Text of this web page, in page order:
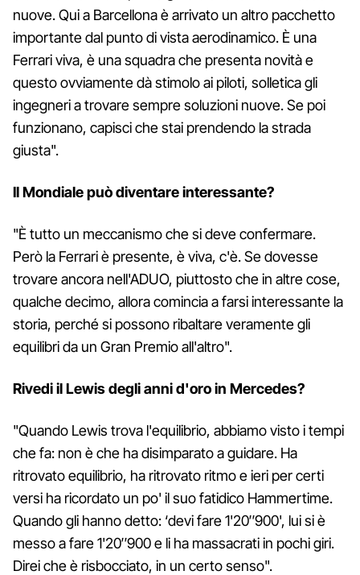
nuove. Qui a Barcellona è arrivato un altro pacchetto
importante dal punto di vista aerodinamico. È una
Ferrari viva, è una squadra che presenta novità e
questo ovviamente dà stimolo ai piloti, solletica gli
ingegneri a trovare sempre soluzioni nuove. Se poi
funzionano, capisci che stai prendendo la strada
giusta".
Il Mondiale può diventare interessante?
"È tutto un meccanismo che si deve confermare.
Però la Ferrari è presente, è viva, c'è. Se dovesse
trovare ancora nell'ADUO, piuttosto che in altre cose,
qualche decimo, allora comincia a farsi interessante la
storia, perché si possono ribaltare veramente gli
equilibri da un Gran Premio all'altro".
Rivedi il Lewis degli anni d'oro in Mercedes?
"Quando Lewis trova l'equilibrio, abbiamo visto i tempi
che fa: non è che ha disimparato a guidare. Ha
ritrovato equilibrio, ha ritrovato ritmo e ieri per certi
versi ha ricordato un po' il suo fatidico Hammertime.
Quando gli hanno detto: ‘devi fare 1'20″900', lui si è
messo a fare 1'20″900 e li ha massacrati in pochi giri.
Direi che è risbocciato, in un certo senso".